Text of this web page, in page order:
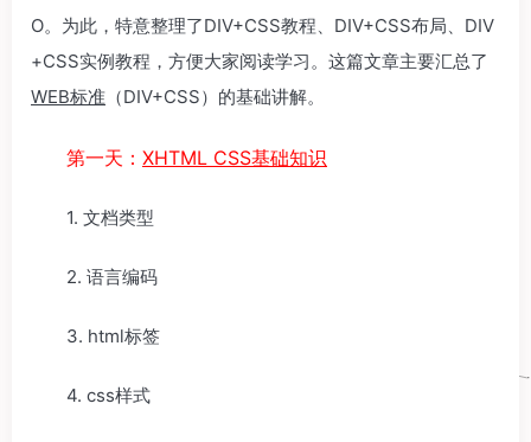
O。为此，特意整理了DIV+CSS教程、DIV+CSS布局、DIV
+CSS实例教程，方便大家阅读学习。这篇文章主要汇总了
WEB标准 （DIV+CSS）的基础讲解。
第一天： XHTML CSS基础知识
1. 文档类型
2. 语言编码
3. html标签
4. css样式